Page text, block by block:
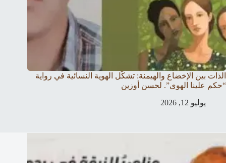
الذات بين الإخضاع والهيمنة: تشكّل الهوية النسائية في رواية
“حكم علينا الهوى”. لحسن أوزين
يوليو 12, 2026